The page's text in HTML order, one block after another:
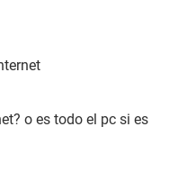
o es todo el pc si es